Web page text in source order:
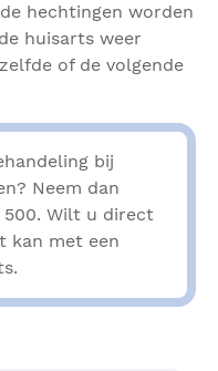
hechtingen worden
huisarts weer
of de volgende
bij
Neem dan
Wilt u direct
kan met een